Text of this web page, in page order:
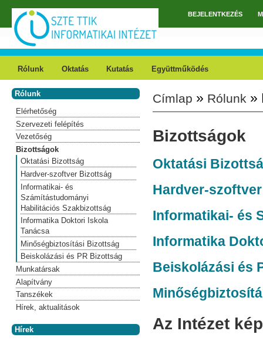
Ugrás a tartalomra
FőmenüBEJELENTKEZÉS
Rólunk Oktatás Kutatás Együttműködés
Jelenlegi hely
Címlap » Rólunk »
Bizottságok
Oktatási
Hardver-
Informatikai- és
Informatika
Beiskolázási és
Az Intézet
Rólunk
Elérhetőség
Szervezeti felépítés
Vezetőség
Bizottságok
Oktatási Bizottság
Hardver-szoftver Bizottság
Informatikai- és
Számítástudományi
Habilitációs Szakbizottság
Informatika Doktori Iskola
Tanácsa
Minőségbiztosítási Bizottság
Beiskolázási és PR Bizottság
Munkatársak
Alapítvány
Tanszékek
Hírek, aktualitások
Hírek